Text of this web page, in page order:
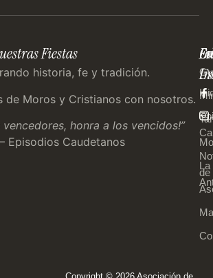
Fiestas
historia, fe y tradición.
de Moros y Cristianos con nosotros.
vencedores, honra a los vencidos!”
Episodios Caudetanos
de
La
Us